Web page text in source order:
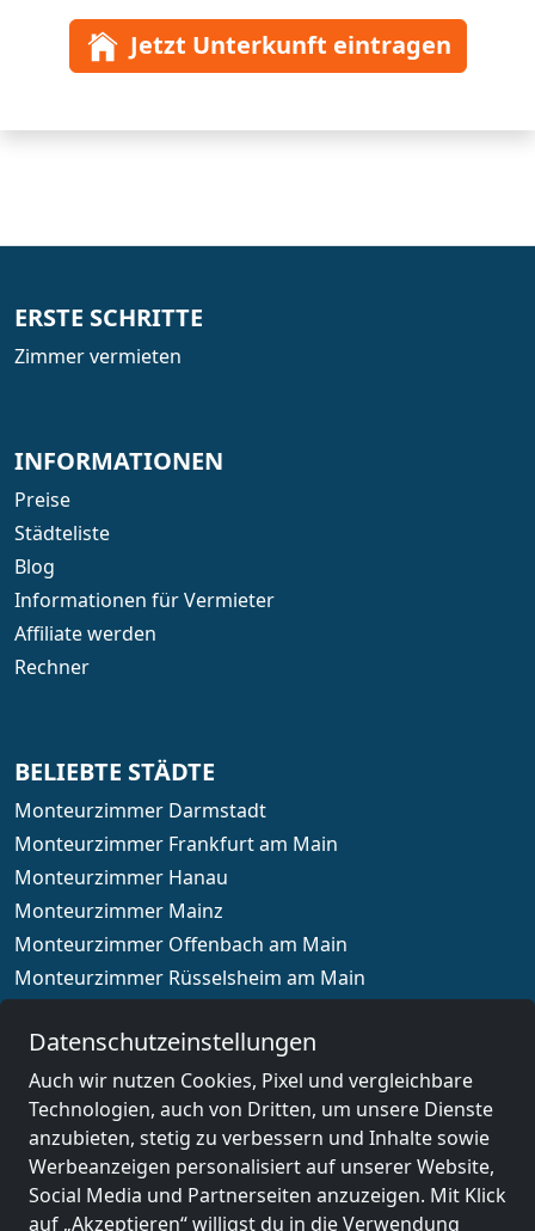
Jetzt Unterkunft eintragen
ERSTE SCHRITTE
Zimmer vermieten
INFORMATIONEN
Preise
Städteliste
Blog
Informationen für Vermieter
Affiliate werden
Rechner
BELIEBTE STÄDTE
Monteurzimmer Darmstadt
Monteurzimmer Frankfurt am Main
Monteurzimmer Hanau
Monteurzimmer Mainz
Monteurzimmer Offenbach am Main
Monteurzimmer Rüsselsheim am Main
Länderauswahl
© 2026 www.monteurzimmerguru.de
Datenschutzeinstellungen
Auch wir nutzen Cookies, Pixel und vergleichbare
Technologien, auch von Dritten, um unsere Dienste
anzubieten, stetig zu verbessern und Inhalte sowie
Werbeanzeigen personalisiert auf unserer Website,
Social Media und Partnerseiten anzuzeigen. Mit Klick
auf „Akzeptieren“ willigst du in die Verwendung